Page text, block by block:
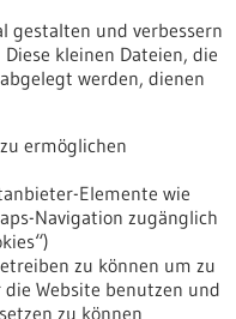
gestalten und verbessern
kleinen Dateien, die
werden, dienen
ermöglichen
Elemente wie
Navigation zugänglich
zu können um zu
Website benutzen und
zu können